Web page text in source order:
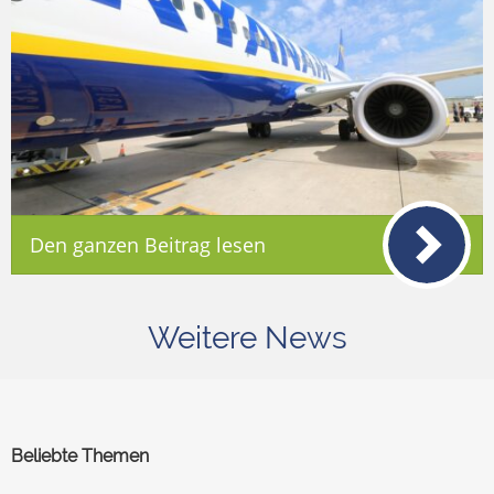
Den ganzen Beitrag lesen
Weitere News
Beliebte Themen